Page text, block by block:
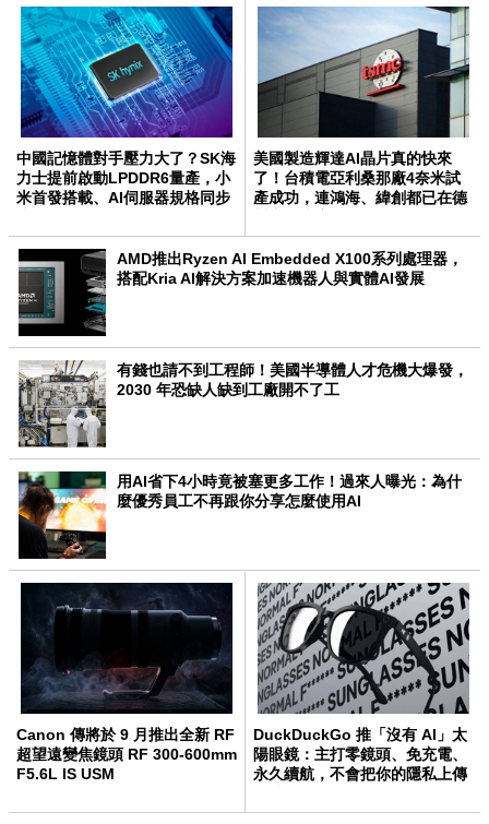
中國記憶體對手壓力大了？SK海
力士提前啟動LPDDR6量產，小
米首發搭載、AI伺服器規格同步
美國製造輝達AI晶片真的快來
了！台積電亞利桑那廠4奈米試
產成功，連鴻海、緯創都已在德
AMD推出Ryzen AI Embedded X100系列處理器，
搭配Kria AI解決方案加速機器人與實體AI發展
有錢也請不到工程師！美國半導體人才危機大爆發，
2030 年恐缺人缺到工廠開不了工
用AI省下4小時竟被塞更多工作！過來人曝光：為什
麼優秀員工不再跟你分享怎麼使用AI
Canon 傳將於 9 月推出全新 RF
超望遠變焦鏡頭 RF 300-600mm
F5.6L IS USM
DuckDuckGo 推「沒有 AI」太
陽眼鏡：主打零鏡頭、免充電、
永久續航，不會把你的隱私上傳